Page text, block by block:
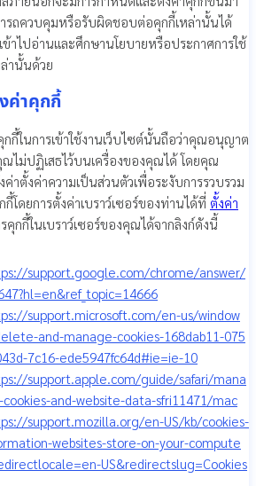
ารถควบคุมหรือรับผิดชอบต่อคุกกี้เหล่านั้นได้
าไปอ่านและศึกษานโยบายหรือประกาศการใช้
านั้นด้วย
ค่าคุกกี้
ในการเข้าใช้งานเว็บไซต์นั้นถือว่าคุณอนุญาต
ไม่ปฏิเสธไว้บนเครื่องของคุณได้ โดยคุณ
ค่าตั้งค่าความเป็นส่วนตัวเพื่อระงับการรวบรวม
โดยการตั้งค่าเบราว์เซอร์ของท่านได้ที่ ตั้งค่า
คุกกี้ในเบราว์เซอร์ของคุณได้จากลิงก์ดังนี้
support.google.com/chrome/answer/
support.microsoft.com/en-us/window
and-manage-cookies-168dab11-075
7c16-ede5947fc64d#ie=ie-10
support.apple.com/guide/safari/mana
and-website-data-sfri11471/mac
support.mozilla.org/en-US/kb/cookies-
websites-store-on-your-compute
US&redirectslug=Cookies